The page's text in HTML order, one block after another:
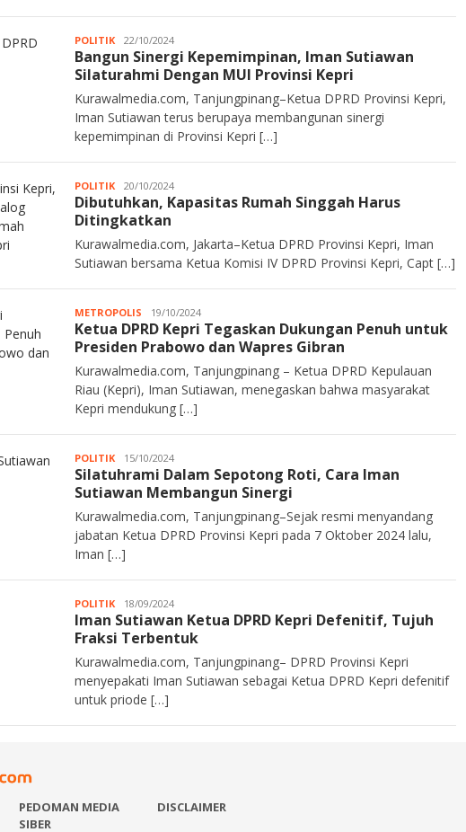
POLITIK
Rahim
22/10/2024
Bangun Sinergi Kepemimpinan, Iman Sutiawan
Silaturahmi Dengan MUI Provinsi Kepri
Kurawalmedia.com, Tanjungpinang–Ketua DPRD Provinsi Kepri,
Iman Sutiawan terus berupaya membangunan sinergi
kepemimpinan di Provinsi Kepri […]
POLITIK
Rahim
20/10/2024
Dibutuhkan, Kapasitas Rumah Singgah Harus
Ditingkatkan
Kurawalmedia.com, Jakarta–Ketua DPRD Provinsi Kepri, Iman
Sutiawan bersama Ketua Komisi IV DPRD Provinsi Kepri, Capt […]
METROPOLIS Kurawalmedia
19/10/2024
Ketua DPRD Kepri Tegaskan Dukungan Penuh untuk
Presiden Prabowo dan Wapres Gibran
Kurawalmedia.com, Tanjungpinang – Ketua DPRD Kepulauan
Riau (Kepri), Iman Sutiawan, menegaskan bahwa masyarakat
Kepri mendukung […]
POLITIK
Rahim
15/10/2024
Silatuhrami Dalam Sepotong Roti, Cara Iman
Sutiawan Membangun Sinergi
Kurawalmedia.com, Tanjungpinang–Sejak resmi menyandang
jabatan Ketua DPRD Provinsi Kepri pada 7 Oktober 2024 lalu,
Iman […]
POLITIK
Rahim
18/09/2024
Iman Sutiawan Ketua DPRD Kepri Defenitif, Tujuh
Fraksi Terbentuk
Kurawalmedia.com, Tanjungpinang– DPRD Provinsi Kepri
menyepakati Iman Sutiawan sebagai Ketua DPRD Kepri defenitif
untuk priode […]
PEDOMAN MEDIA
SIBER
DISCLAIMER